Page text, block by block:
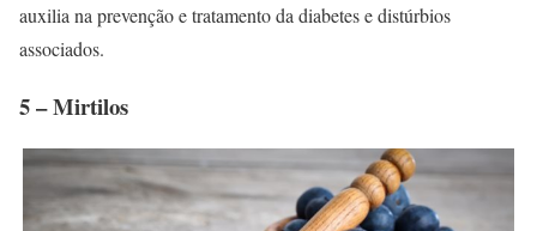
auxilia na prevenção e tratamento da diabetes e distúrbios
associados.
5 – Mirtilos